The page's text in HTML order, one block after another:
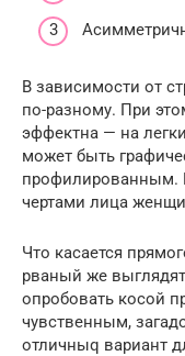
В зависимости от
по-разному. При
эффектна — на
может быть
профилированным.
чертами лица
Что касается
рваный же
опробовать косой
чувственным,
отличныq вариант